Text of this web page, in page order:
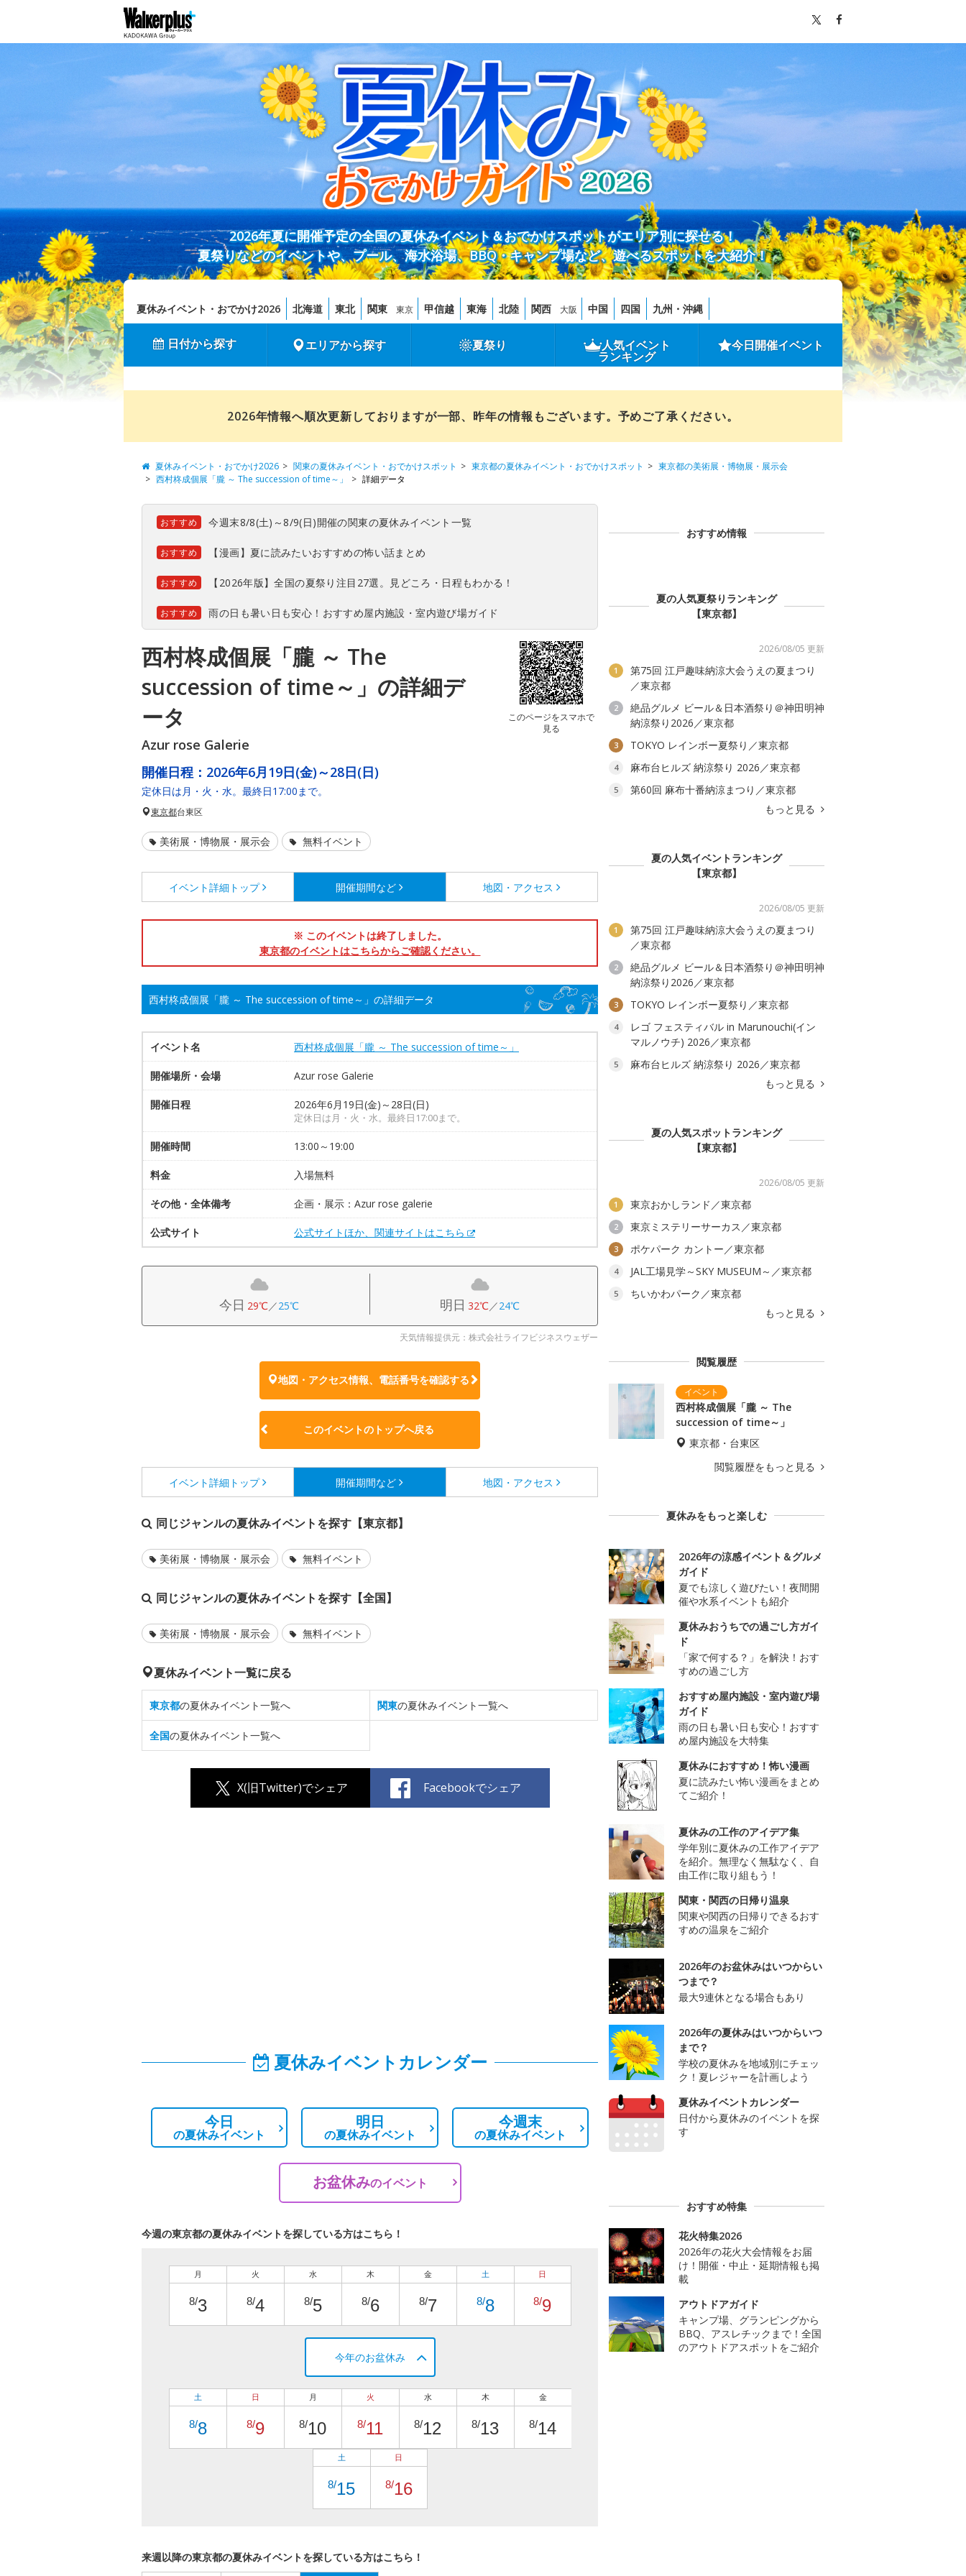
2026年夏に開催予定の全国の夏休みイベント＆おでかけスポットがエリア別に探せる！
夏祭りなどのイベントや、プール、海水浴場、BBQ・キャンプ場など、遊べるスポットを大紹介！
夏休みイベント・おでかけ2026 北海道 東北 関東 東京 甲信越 東海 北陸 関西 大阪 中国 四国 九州・沖縄
日付から探す エリアから探す 夏祭り 人気イベント
ランキング
今日開催イベント
2026年情報へ順次更新しておりますが一部、昨年の情報もございます。予めご了承ください。
夏休みイベント・おでかけ2026 関東の夏休みイベント・おでかけスポット 東京都の夏休みイベント・おでかけスポット
東京都の美術展・博物展・展示会
西村柊成個展「朧 ～ The succession of time～」
詳細データ
おすすめ 今週末8/8(土)～8/9(日)開催の関東の夏休みイベント一覧
おすすめ 【漫画】夏に読みたいおすすめの怖い話まとめ
おすすめ 【2026年版】全国の夏祭り注目27選。見どころ・日程もわかる！
おすすめ 雨の日も暑い日も安心！おすすめ屋内施設・室内遊び場ガイド
西村柊成個展「朧 ～ The
succession of time～」の詳細デ
ータ
Azur rose Galerie
このページをスマホで
見る
開催日程： 2026年6月19日(金)～28日(日)
定休日は月・火・水。最終日17:00まで。
東京都台東区
美術展・博物展・展示会 無料イベント
イベント詳細 トップ 開催期間など 地図・アクセス
※ このイベントは終了しました。
東京都のイベントはこちらからご確認ください。
西村柊成個展「朧 ～ The succession of time～」の詳細データ
イベント名 西村柊成個展「朧 ～ The succession of time～」
開催場所・会場 Azur rose Galerie
開催日程 2026年6月19日(金)～28日(日)
定休日は月・火・水。最終日17:00まで。
開催時間 13:00～19:00
料金 入場無料
その他・全体備考 企画・展示：Azur rose galerie
公式サイト 公式サイトほか、関連サイトはこちら
今日 29℃／25℃ 明日 32℃／24℃
天気情報提供元：株式会社ライフビジネスウェザー
地図・アクセス情報、電話番号を確認する
このイベントのトップへ戻る
イベント詳細 トップ 開催期間など 地図・アクセス
同じジャンルの夏休みイベントを探す【東京都】
美術展・博物展・展示会 無料イベント
同じジャンルの夏休みイベントを探す【全国】
美術展・博物展・展示会 無料イベント
夏休みイベント一覧に戻る
東京都の夏休みイベント一覧へ 関東の夏休みイベント一覧へ
全国の夏休みイベント一覧へ
X(旧Twitter)でシェア Facebookでシェア
夏休みイベントカレンダー
今日
の夏休みイベント
明日
の夏休みイベント
今週末
の夏休みイベント
お盆休みのイベント
今週の東京都の夏休みイベントを探している方はこちら！
月
8/3
火
8/4
水
8/5
木
8/6
金
8/7
土
8/8
日
8/9
今年のお盆休み
土
8/8
日
8/9
月
8/10
火
8/11
水
8/12
木
8/13
金
8/14
土
8/15
日
8/16
来週以降の東京都の夏休みイベントを探している方はこちら！
おすすめ情報
夏の人気夏祭りランキング
【東京都】
2026/08/05 更新
1
第75回 江戸趣味納涼大会うえの夏まつり
／東京都
2
絶品グルメ ビール＆日本酒祭り＠神田明神
納涼祭り2026／東京都
3 TOKYO レインボー夏祭り／東京都
4 麻布台ヒルズ 納涼祭り 2026／東京都
5
第60回 麻布十番納涼まつり／東京都
もっと見る
夏の人気イベントランキング
【東京都】
2026/08/05 更新
1
第75回 江戸趣味納涼大会うえの夏まつり
／東京都
2
絶品グルメ ビール＆日本酒祭り＠神田明神
納涼祭り2026／東京都
3 TOKYO レインボー夏祭り／東京都
4
レゴ フェスティバル in Marunouchi(イン
マルノウチ) 2026／東京都
5
麻布台ヒルズ 納涼祭り 2026／東京都
もっと見る
夏の人気スポットランキング
【東京都】
2026/08/05 更新
1 東京おかしランド／東京都
2 東京ミステリーサーカス／東京都
3 ポケパーク カントー／東京都
4 JAL工場見学～SKY MUSEUM～／東京都
5
ちいかわパーク／東京都
もっと見る
閲覧履歴
西村柊成個展「朧 ～ The
succession of time～」
東京都・台東区
閲覧履歴をもっと見る
夏休みをもっと楽しむ
2026年の涼感イベント＆グルメ
ガイド
夏でも涼しく遊びたい！夜間開
催や水系イベントも紹介
夏休みおうちでの過ごし方ガイ
ド
「家で何する？」を解決！おす
すめの過ごし方
おすすめ屋内施設・室内遊び場
ガイド
雨の日も暑い日も安心！おすす
め屋内施設を大特集
夏休みにおすすめ！怖い漫画
夏に読みたい怖い漫画をまとめ
てご紹介！
夏休みの工作のアイデア集
学年別に夏休みの工作アイデア
を紹介。無理なく無駄なく、自
由工作に取り組もう！
関東・関西の日帰り温泉
関東や関西の日帰りできるおす
すめの温泉をご紹介
2026年のお盆休みはいつからい
つまで？
最大9連休となる場合もあり
2026年の夏休みはいつからいつ
まで？
学校の夏休みを地域別にチェッ
ク！夏レジャーを計画しよう
夏休みイベントカレンダー
日付から夏休みのイベントを探
す
おすすめ特集
花火特集2026
2026年の花火大会情報をお届
け！開催・中止・延期情報も掲
載
アウトドアガイド
キャンプ場、グランピングから
BBQ、アスレチックまで！全国
のアウトドアスポットをご紹介